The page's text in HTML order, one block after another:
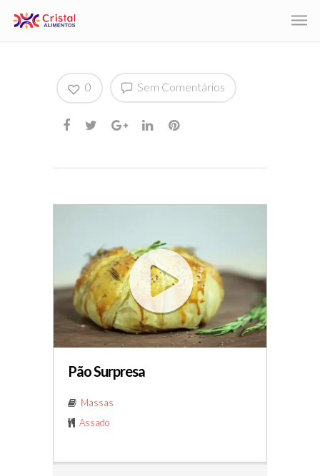
Sem Comentários
0
Pão Surpresa
Massas
Assado